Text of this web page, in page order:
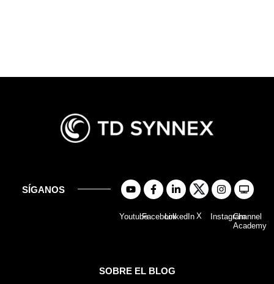
SÍGANOS
YoutubeFacebookLinkedIn X InstagramChannel
Academy
SOBRE EL BLOG